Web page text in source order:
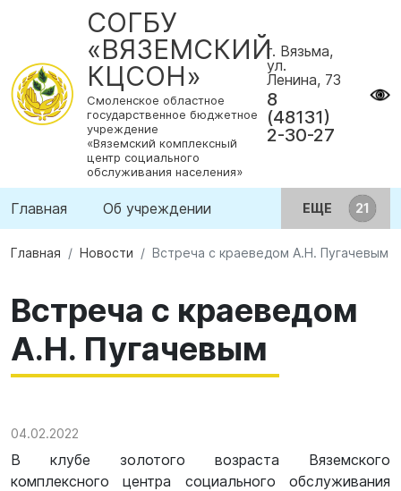
СОГБУ
«ВЯЗЕМСКИЙ
КЦСОН»
Смоленское областное
государственное бюджетное
учреждение
«Вяземский комплексный
центр социального
обслуживания населения»
г. Вязьма,
ул.
Ленина, 73
8
(48131)
2-30-27
Главная Об учреждении ЕЩЕ
Главная Новости Встреча с краеведом А.Н. Пугачевым
Встреча с краеведом
А.Н. Пугачевым
04.02.2022
В клубе золотого возраста Вяземского
комплексного центра социального обслуживания